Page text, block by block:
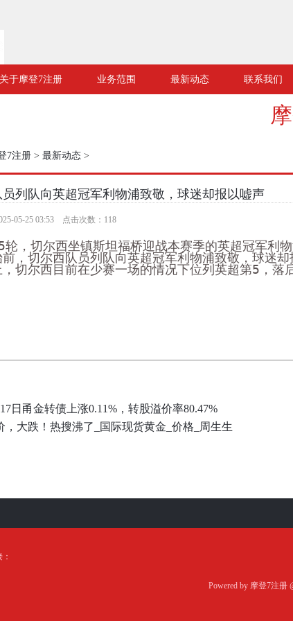
关于摩登7注册 业务范围 最新动态 联系我们
7注册 > 最新动态 >
列队向英超冠军利物浦致敬，球迷却报以嘘声
05-25 03:53 点击次数：118
，切尔西坐镇斯坦福桥迎战本赛季的英超冠军利物
前，切尔西队员列队向英超冠军利物浦致敬，球迷却
切尔西目前在少赛一场的情况下位列英超第5，落
日甬金转债上涨0.11%，转股溢价率80.47%
，大跌！热搜沸了_国际现货黄金_价格_周生生
Powered by 摩登7注册